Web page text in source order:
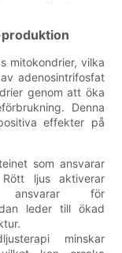
mitokondrier, vilka
adenosintrifosfat
genom att öka
Denna
effekter på
som ansvarar
ljus aktiverar
ansvarar för
leder till ökad
minskar